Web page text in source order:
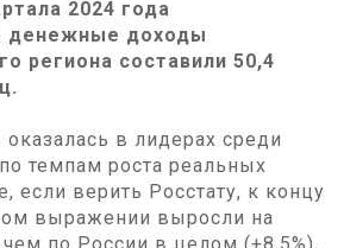
2024 года
денежные доходы
региона составили 50,4
оказалась в лидерах среди
темпам роста реальных
если верить Росстату, к концу
выражении выросли на